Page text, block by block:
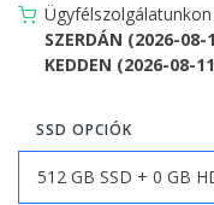
SZERDÁN (2026-
KEDDEN (2026-08-
SSD OPCIÓK